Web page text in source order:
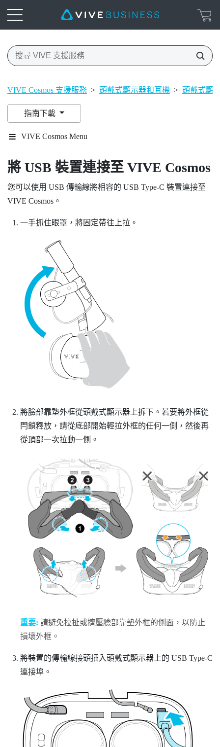
VIVE Cosmos 支援服務 > 頭戴式顯示器和耳機 > 頭戴式顯
指南下載
VIVE Cosmos Menu
將 USB 裝置連接至 VIVE Cosmos
您可以使用 USB 傳輸線將相容的 USB Type-C 裝置連接至
VIVE Cosmos 。
一手抓住眼罩，將固定帶往上拉。
將臉部靠墊外框從頭戴式顯示器上拆下。若要將外框從
閂鎖釋放，請從底部開始輕拉外框的任何一側，然後再
從頂部一次拉動一側。
重要: 請避免拉扯或擠壓臉部靠墊外框的側面，以防止
損壞外框。
將裝置的傳輸線接頭插入頭戴式顯示器上的 USB Type-C
連接埠。